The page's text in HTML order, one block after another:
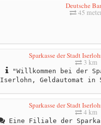
Deutsche
45
Sparkasse der Stadt
3 km
"Willkommen bei der
Iserlohn, Geldautomat in
Sparkasse der Stadt
4 km
Eine Filiale der